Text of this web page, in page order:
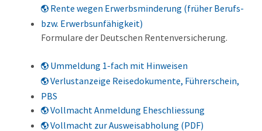
Rente wegen Erwerbsminderung (früher Berufs-
bzw. Erwerbsunfähigkeit)
Formulare der Deutschen Rentenversicherung.
Ummeldung 1-fach mit Hinweisen
Verlustanzeige Reisedokumente, Führerschein,
PBS
Vollmacht Anmeldung Eheschliessung
Vollmacht zur Ausweisabholung (PDF)